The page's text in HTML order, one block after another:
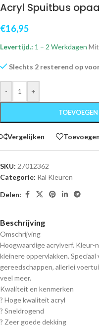
Acryl Spuitbus
€16,95
Levertijd.: 1 – 2 Werkdagen
Slechts 2 resterend op
- +
Vergelijken
SKU: 27012362
Categorie: Ral Kleuren
Delen:
Beschrijving
Omschrijving
Hoogwaardige acrylverf. Kleur-
kleinere oppervlakken.
gereedschappen, allerlei
veel meer.
Kwaliteit en kenmerken
? Hoge kwaliteit acryl
? Sneldrogend
? Zeer goede dekking